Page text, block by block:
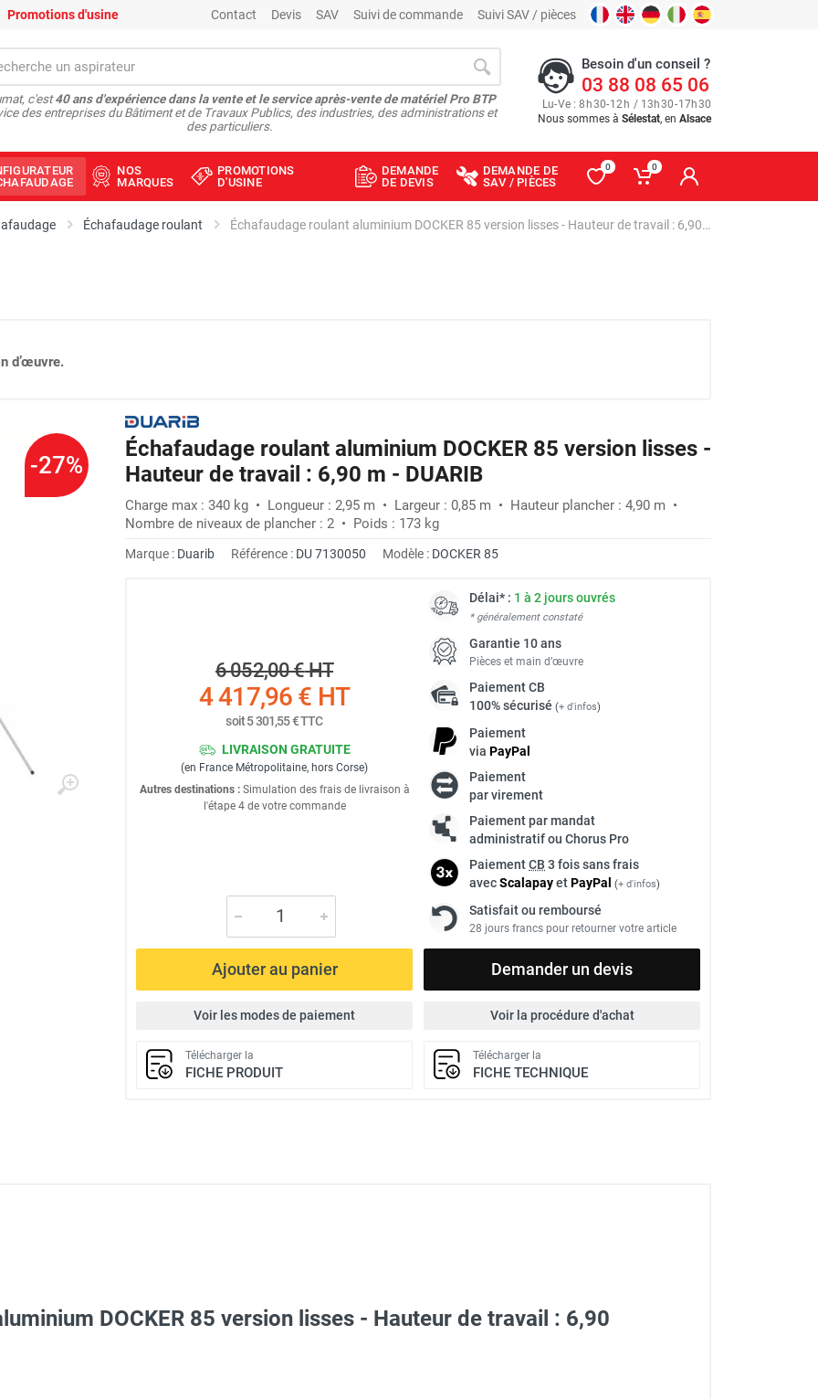
Promotions d'usine Contact Devis SAV Suivi de commande Suivi SAV / pièces
c'est40 ans d'expérience dans la vente et le service après-vente de matériel Pro BTP
des entreprises du Bâtiment et de Travaux Publics, des industries, des administrations et
des particuliers.
Besoin d'un conseil ?
03 88 08 65 06
Lu-Ve : 8h30-12h / 13h30-17h30
Nous sommes à Sélestat, en Alsace
NOS
MARQUES
PROMOTIONS
D'USINE
DEMANDE
DE DEVIS
DEMANDE DE
SAV / PIÈCES
0 0
Échafaudage roulant Échafaudage roulant aluminium DOCKER 85 version lisses - Hauteur de travail : 6,90 m - DUARIB
d’œuvre.
-27%
Échafaudage roulant aluminium DOCKER 85 version lisses -
Hauteur de travail : 6,90 m - DUARIB
Charge max : 340 kg • Longueur : 2,95 m • Largeur : 0,85 m • Hauteur plancher : 4,90 m •
Nombre de niveaux de plancher : 2 • Poids : 173 kg
Marque : Duarib Référence : DU 7130050 Modèle : DOCKER 85
6 052,00 €HT
4 417,96 € HT
soit5 301,55 €TTC
LIVRAISON GRATUITE
(en France Métropolitaine, hors Corse)
Autres destinations :Simulation des frais de livraison à
l'étape 4 de votre commande
Délai* : 1 à 2 jours ouvrés
* généralement constaté
Garantie 10 ans
Pièces et main d’œuvre
PaiementCB
100% sécurisé (+ d'infos)
Paiement
via PayPal
Paiement
par virement
Paiement par mandat
administratif ou Chorus Pro
PaiementCB 3 fois sans frais
avecScalapayetPayPal (+ d'infos)
Satisfait ou remboursé
28 jours francs pour retourner votre article
Ajouter au panier Demander un devis
Voir les modes de paiement Voir la procédure d'achat
Télécharger la
FICHE PRODUIT
Télécharger la
FICHE TECHNIQUE
XXL - HUSQVARNADOCKER 85 version lisses - Hauteur de travail : 6,90